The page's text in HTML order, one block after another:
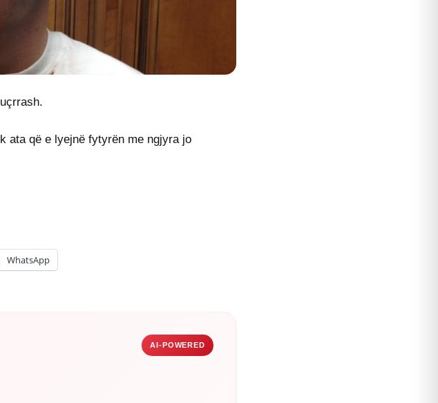
ata që e lyejnë fytyrën me ngjyra jo
WhatsApp
AI-POWERED